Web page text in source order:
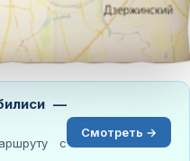
—
с
Смотреть →